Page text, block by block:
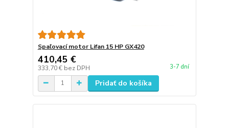
Spaľovací motor Lifan 15 HP GX420
410,45 €
333,70 € bez DPH 3-7 dní
Pridať do košíka